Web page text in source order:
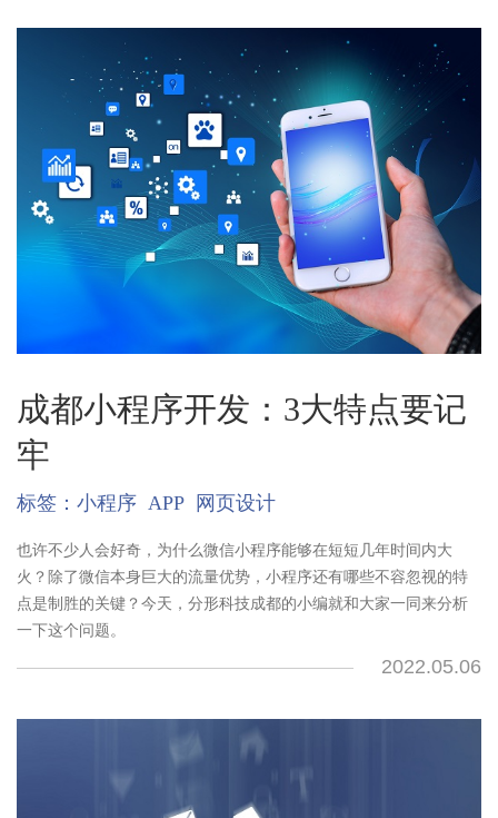
成都小程序开发：3大特点要记
牢
标签： 小程序 APP 网页设计
也许不少人会好奇，为什么微信小程序能够在短短几年时间内大
火？除了微信本身巨大的流量优势，小程序还有哪些不容忽视的特
点是制胜的关键？今天，分形科技成都的小编就和大家一同来分析
一下这个问题。
2022.05.06